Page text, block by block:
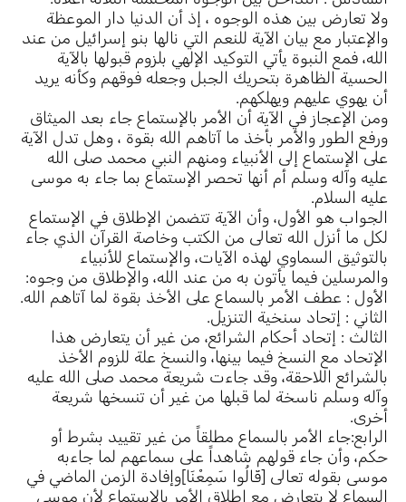
ولا تعارض بين هذه الوجوه ، إذ أن الدنيا دار الموعظة
والإعتبار مع بيان الآية للنعم التي نالها بنو إسرائيل من عند
الله، فمع النبوة يأتي التوكيد الإلهي بلزوم قبولها بالآية
الحسية الظاهرة بتحريك الجبل وجعله فوقهم وكأنه يريد
أن يهوي عليهم ويهلكهم.
ومن الإعجاز في الآية أن الأمر بالإستماع جاء بعد الميثاق
ورفع الطور والأمر بأخذ ما آتاهم الله بقوة ، وهل تدل الآية
على الإستماع إلى الأنبياء ومنهم النبي محمد صلى الله
عليه وآله وسلم أم أنها تحصر الإستماع بما جاء به موسى
عليه السلام.
الجواب هو الأول، وأن الآية تتضمن الإطلاق في الإستماع
لكل ما أنزل الله تعالى من الكتب وخاصة القرآن الذي جاء
بالتوثيق السماوي لهذه الآيات، والإستماع للأنبياء
والمرسلين فيما يأتون به من عند الله، والإطلاق من وجوه:
الأول : عطف الأمر بالسماع على الأخذ بقوة لما آتاهم الله.
الثاني : إتحاد سنخية التنزيل.
الثالث : إتحاد أحكام الشرائع، من غير أن يتعارض هذا
الإتحاد مع النسخ فيما بينها، والنسخ علة للزوم الأخذ
بالشرائع اللاحقة، وقد جاءت شريعة محمد صلى الله عليه
وآله وسلم ناسخة لما قبلها من غير أن تنسخها شريعة
أخرى.
الرابع:جاء الأمر بالسماع مطلقاً من غير تقييد بشرط أو
حكم، وأن جاء قولهم شاهداً على سماعهم لما جاءبه
موسى بقوله تعالى [قَالُوا سَمِعْنَا]وإفادة الزمن الماضي في
السماع لا يتعارض مع إطلاق الأمر بالإستماع لأن موسى